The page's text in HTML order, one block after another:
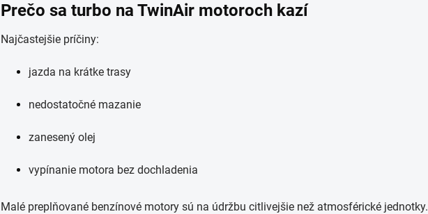
Prečo sa turbo na TwinAir motoroch kazí
Najčastejšie príčiny:
jazda na krátke trasy
nedostatočné mazanie
zanesený olej
vypínanie motora bez dochladenia
Malé preplňované benzínové motory sú na údržbu citlivejšie než atmosférické jednotky.